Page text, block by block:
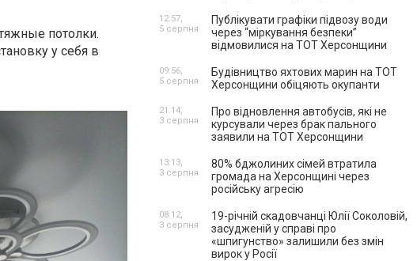
потолки.
у себя в
Публікувати графіки підвозу води
через “міркування безпеки”
відмовилися на ТОТ Херсонщини
12:57,
5 серпня
Будівництво яхтових марин на ТОТ
Херсонщини обіцяють окупанти
09:56,
5 серпня
Про відновлення автобусів, які не
курсували через брак пального
заявили на ТОТ Херсонщини
21:14,
3 серпня
80% бджолиних сімей втратила
громада на Херсонщині через
російську агресію
13:13,
3 серпня
19-річній скадовчанці Юлії Соколовій,
засудженій у справі про
«шпигунство» залишили без змін
вирок у Росії
08:12,
3 серпня